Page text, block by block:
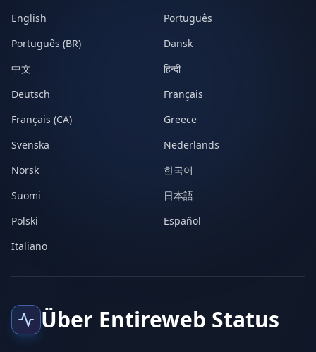
English
Português
Português (BR)
Dansk
中文
हिन्दी
Deutsch
Français
Français (CA)
Greece
Svenska
Nederlands
Norsk
한국어
Suomi
日本語
Polski
Español
Italiano
Über Entireweb Status